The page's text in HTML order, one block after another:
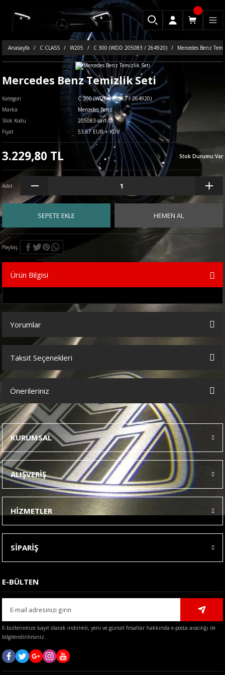
Anasayfa C CLASS W205 C 300 (WDD 205083 / 264920) Mercedes Benz
Mercedes Benz Temizlik Seti
Kategori
C 300 (WDD 205083 / 264920)
Marka
Mercedes Benz
Stok Kodu
205083-sarf-10
Fiyat
53,67 EUR + KDV
3.229,80 TL Stok Durumu:Var
Adet
SEPETE EKLE HEMEN AL
Paylaş
Ürün Bilgisi
Yorumlar
Bu ürüne ilk yorumu siz yapın!
Taksit Seçenekleri
Önerileriniz
Bu ürünün fiyat bilgisi, resim, ürün açıklamalarında ve diğer
konularda yetersiz gördüğünüz noktaları öneri formunu kullanarak
tarafımıza iletebilirsiniz.
Görüş ve önerileriniz için teşekkür ederiz.
Ürün resmi kalitesiz, bozuk veya görüntülenemiyor.
Ürün açıklamasında eksik bilgiler bulunuyor.
Ürün bilgilerinde hatalar bulunuyor.
Ürün fiyatı diğer sitelerden daha pahalı.
Bu ürüne benzer farklı alternatifler olmalı.
Gönder
KURUMSAL
ALIŞVERİŞ
HİZMETLER
SİPARİŞ
E-BÜLTEN
E-bültenimize kayıt olarak indirimli, yeni ve güncel fırsatlar hakkında e-posta aracılığı ile
bilgilendirilirsiniz.